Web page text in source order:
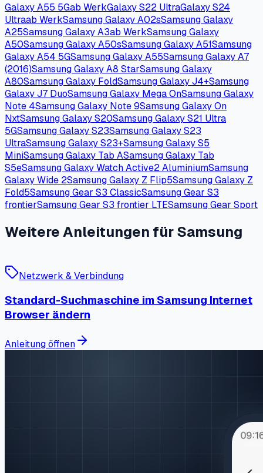
Galaxy A55 5Gab WerkGalaxy S22 UltraGalaxy S24
Ultraab WerkSamsung Galaxy A02sSamsung Galaxy
A25Samsung Galaxy A3ab WerkSamsung Galaxy
A50Samsung Galaxy A50sSamsung Galaxy A51Samsung
Galaxy A54 5GSamsung Galaxy A55Samsung Galaxy A7
(2016)Samsung Galaxy A8 StarSamsung Galaxy
A80Samsung Galaxy FoldSamsung Galaxy J4+Samsung
Galaxy J7 DuoSamsung Galaxy Mega OnSamsung Galaxy
Note 4Samsung Galaxy Note 9Samsung Galaxy On
NxtSamsung Galaxy S20Samsung Galaxy S21 Ultra
5GSamsung Galaxy S23Samsung Galaxy S23
UltraSamsung Galaxy S23+Samsung Galaxy S5
MiniSamsung Galaxy Tab ASamsung Galaxy Tab
S5eSamsung Galaxy Watch Active2 AluminiumSamsung
Galaxy Wide 2Samsung Galaxy Z Flip5Samsung Galaxy Z
Fold5Samsung Gear S3 ClassicSamsung Gear S3
frontierSamsung Gear S3 frontier LTESamsung Gear Sport
Weitere Anleitungen für Samsung
Netzwerk & Verbindung
Standard-Suchmaschine im Samsung Internet
Browser ändern
Anleitung öffnen